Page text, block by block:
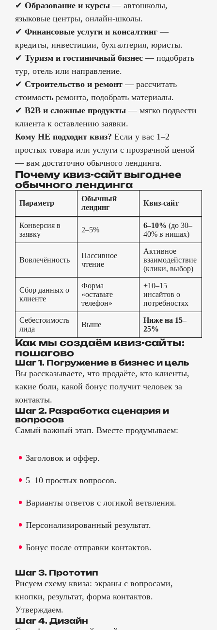
✔ Образование и курсы— автошколы,
языковые центры, онлайн-школы.
✔ Финансовые услуги и консалтинг—
кредиты, инвестиции, бухгалтерия, юристы.
✔ Туризм и гостиничный бизнес— подобрать
тур, отель или направление.
✔ Строительство и ремонт— рассчитать
стоимость ремонта, подобрать материалы.
✔ B2B и сложные продукты— мягко подвести
клиента к оставлению заявки.
Кому НЕ подходит квиз? Если у вас 1–2
простых товара или услуги с прозрачной ценой
— вам достаточно обычного лендинга.
Почему квиз-сайт выгоднее
обычного лендинга
Параметр
Обычный
лендинг
Квиз-сайт
Конверсия в
заявку
2–5%
6–10% (до 30–
40% в нишах)
Вовлечённость
Пассивное
чтение
Активное
взаимодействие
(клики, выбор)
Сбор данных о
клиенте
Форма
«оставьте
телефон»
+10–15
инсайтов о
потребностях
Себестоимость
лида
Выше
Ниже на 15–
25%
Как мы создаём квиз-сайты:
пошагово
Шаг 1. Погружение в бизнес и цель
Вы рассказываете, что продаёте, кто клиенты,
какие боли, какой бонус получит человек за
контакты.
Шаг 2. Разработка сценария и
вопросов
Самый важный этап. Вместе продумываем:
Заголовок и оффер.
5–10 простых вопросов.
Варианты ответов с логикой ветвления.
Персонализированный результат.
Бонус после отправки контактов.
Шаг 3. Прототип
Рисуем схему квиза: экраны с вопросами,
кнопки, результат, форма контактов.
Утверждаем.
Шаг 4. Дизайн